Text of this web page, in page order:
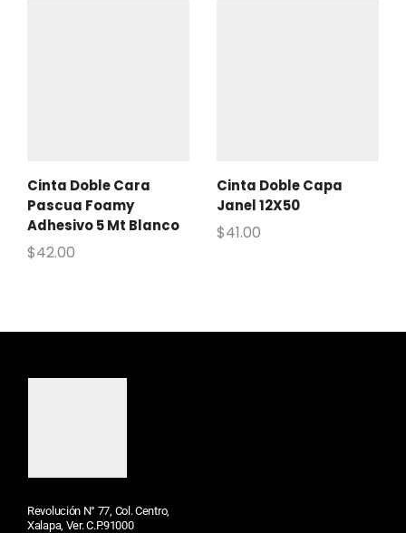
Cinta Doble Cara
Pascua Foamy
Adhesivo 5 Mt Blanco
$42.00
Cinta Doble Capa
Janel 12X50
$41.00
Revolución N° 77, Col. Centro,
Xalapa, Ver. C.P.91000